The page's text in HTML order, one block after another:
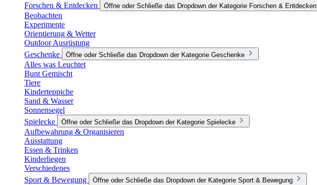
Forschen & Entdecken
Öffne oder Schließe das Dropdown der Kategorie Forschen & Entdecken
Beobachten
Experimente
Orientierung & Wetter
Outdoor Ausrüstung
Geschenke
Öffne oder Schließe das Dropdown der Kategorie Geschenke
Alles was Leuchtet
Bunt Gemischt
Tiere
Kinderteppiche
Sand & Wasser
Sonnensegel
Spielecke
Öffne oder Schließe das Dropdown der Kategorie Spielecke
Aufbewahrung & Organisieren
Ausstattung
Essen & Trinken
Kinderliegen
Verschiedenes
Sport & Bewegung
Öffne oder Schließe das Dropdown der Kategorie Sport & Bewegung